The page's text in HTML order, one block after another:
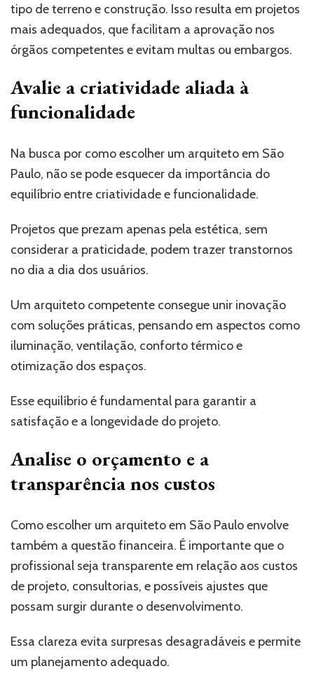
tipo de terreno e construção. Isso resulta em projetos
mais adequados, que facilitam a aprovação nos
órgãos competentes e evitam multas ou embargos.
Avalie a criatividade aliada à
funcionalidade
Na busca por como escolher um arquiteto em São
Paulo, não se pode esquecer da importância do
equilíbrio entre criatividade e funcionalidade.
Projetos que prezam apenas pela estética, sem
considerar a praticidade, podem trazer transtornos
no dia a dia dos usuários.
Um arquiteto competente consegue unir inovação
com soluções práticas, pensando em aspectos como
iluminação, ventilação, conforto térmico e
otimização dos espaços.
Esse equilíbrio é fundamental para garantir a
satisfação e a longevidade do projeto.
Analise o orçamento e a
transparência nos custos
Como escolher um arquiteto em São Paulo envolve
também a questão financeira. É importante que o
profissional seja transparente em relação aos custos
de projeto, consultorias, e possíveis ajustes que
possam surgir durante o desenvolvimento.
Essa clareza evita surpresas desagradáveis e permite
um planejamento adequado.